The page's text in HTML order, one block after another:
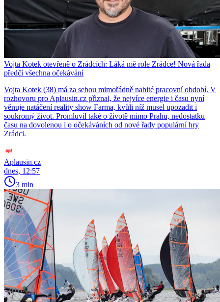
Vojta Kotek otevřeně o Zrádcích: Láká mě role Zrádce! Nová řada
předčí všechna očekávání
Vojta Kotek (38) má za sebou mimořádně nabité pracovní období. V
rozhovoru pro Aplausin.cz přiznal, že nejvíce energie i času nyní
věnuje natáčení reality show Farma, kvůli níž musel upozadit i
soukromý život. Promluvil také o životě mimo Prahu, nedostatku
času na dovolenou i o očekáváních od nové řady populární hry
Zrádci.
Aplausin.cz
dnes, 12:57
3 min